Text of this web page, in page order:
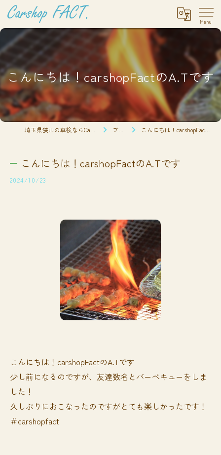
こんにちは！carshopFactのA.Tです
ブログ こんにちは！carshopFactのA.Tです
こんにちは！carshopFactのA.Tです
2024/10/23
こんにちは！carshopFactのA.Tです
少し前になるのですが、友達数名とバーベキューをしま
した！
久しぶりにおこなったのですがとても楽しかったです！
＃carshopfact